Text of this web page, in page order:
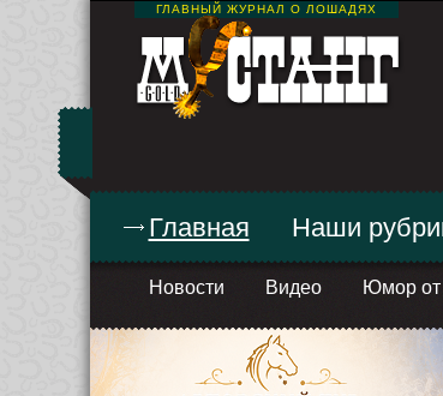
ГЛАВНЫЙ ЖУРНАЛ О ЛОШАДЯХ
Главная
Новости Видео Юмор от
Наши